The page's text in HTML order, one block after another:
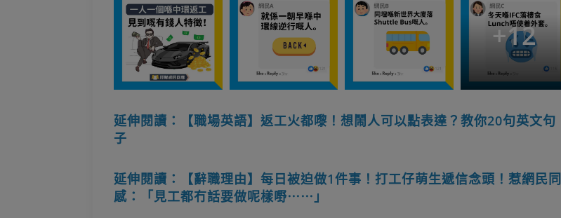
+12
延伸閱讀：【職場英語】返工火都嚟！想鬧人可以點表達？教你20句英文句
子
延伸閱讀：【辭職理由】每日被迫做1件事！打工仔萌生遞信念頭！惹網民同
感：「見工都冇話要做呢樣嘢⋯⋯」